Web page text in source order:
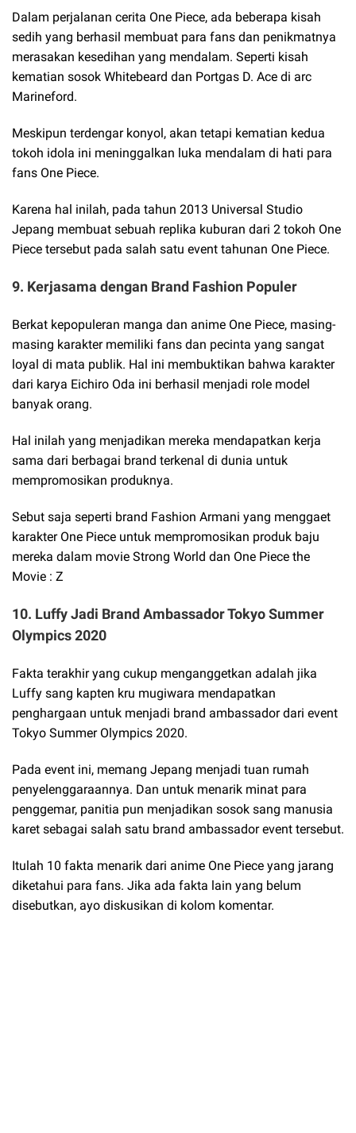
Dalam perjalanan cerita One Piece, ada beberapa kisah
sedih yang berhasil membuat para fans dan penikmatnya
merasakan kesedihan yang mendalam. Seperti kisah
kematian sosok Whitebeard dan Portgas D. Ace di arc
Marineford.
Meskipun terdengar konyol, akan tetapi kematian kedua
tokoh idola ini meninggalkan luka mendalam di hati para
fans One Piece.
Karena hal inilah, pada tahun 2013 Universal Studio
Jepang membuat sebuah replika kuburan dari 2 tokoh One
Piece tersebut pada salah satu event tahunan One Piece.
9. Kerjasama dengan Brand Fashion Populer
Berkat kepopuleran manga dan anime One Piece, masing-
masing karakter memiliki fans dan pecinta yang sangat
loyal di mata publik. Hal ini membuktikan bahwa karakter
dari karya Eichiro Oda ini berhasil menjadi role model
banyak orang.
Hal inilah yang menjadikan mereka mendapatkan kerja
sama dari berbagai brand terkenal di dunia untuk
mempromosikan produknya.
Sebut saja seperti brand Fashion Armani yang menggaet
karakter One Piece untuk mempromosikan produk baju
mereka dalam movie Strong World dan One Piece the
Movie : Z
10. Luffy Jadi Brand Ambassador Tokyo Summer
Olympics 2020
Fakta terakhir yang cukup menganggetkan adalah jika
Luffy sang kapten kru mugiwara mendapatkan
penghargaan untuk menjadi brand ambassador dari event
Tokyo Summer Olympics 2020.
Pada event ini, memang Jepang menjadi tuan rumah
penyelenggaraannya. Dan untuk menarik minat para
penggemar, panitia pun menjadikan sosok sang manusia
karet sebagai salah satu brand ambassador event tersebut.
Itulah 10 fakta menarik dari anime One Piece yang jarang
diketahui para fans. Jika ada fakta lain yang belum
disebutkan, ayo diskusikan di kolom komentar.